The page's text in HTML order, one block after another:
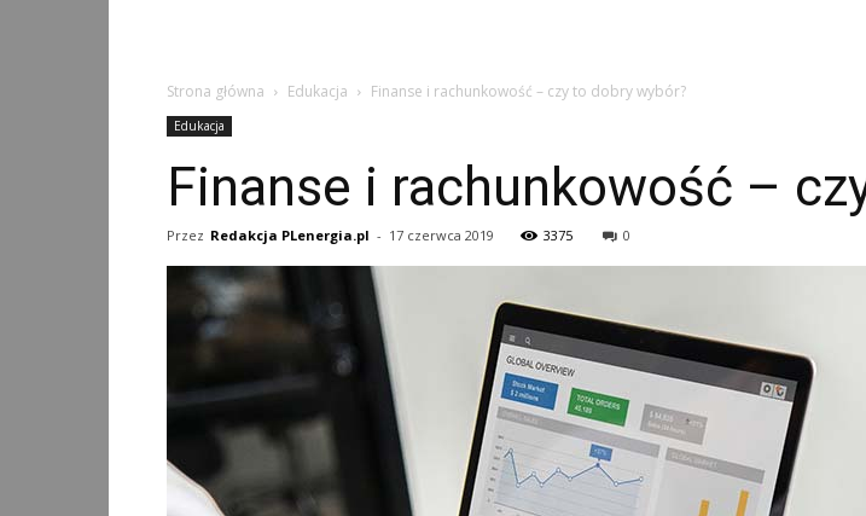
Strona główna Edukacja Finanse i rachunkowość – czy to dobry wybór?
Edukacja
Finanse i rachunkowość –
Przez Redakcja PLenergia.pl - 17 czerwca 2019 3375 0